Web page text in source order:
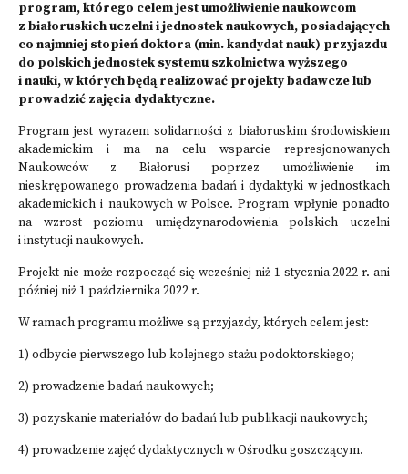
program, którego celem jest umożliwienie naukowcom
z białoruskich uczelni i jednostek naukowych, posiadających
co najmniej stopień doktora (min. kandydat nauk) przyjazdu
do polskich jednostek systemu szkolnictwa wyższego
i nauki, w których będą realizować projekty badawcze lub
prowadzić zajęcia dydaktyczne.
Program jest wyrazem solidarności z białoruskim środowiskiem
akademickim i ma na celu wsparcie represjonowanych
Naukowców z Białorusi poprzez umożliwienie im
nieskrępowanego prowadzenia badań i dydaktyki w jednostkach
akademickich i naukowych w Polsce. Program wpłynie ponadto
na wzrost poziomu umiędzynarodowienia polskich uczelni
i instytucji naukowych.
Projekt nie może rozpocząć się wcześniej niż 1 stycznia 2022 r. ani
później niż 1 października 2022 r.
W ramach programu możliwe są przyjazdy, których celem jest:
1) odbycie pierwszego lub kolejnego stażu podoktorskiego;
2) prowadzenie badań naukowych;
3) pozyskanie materiałów do badań lub publikacji naukowych;
4) prowadzenie zajęć dydaktycznych w Ośrodku goszczącym.